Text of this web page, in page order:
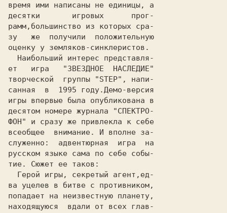
время ими написаны не единицы, а
десятки       игровых      прог-
рамм,большинство из которых сра-
зу   же  получили  положительную
оценку у земляков-синклеристов.
ет   игра   "ЗВЕЗДНОЕ  НАСЛЕДИЕ"
творческой  группы "STEP", напи-
санная  в  1995 году.Демо-версия
игры впервые была опубликована в
десятом номере журнала "СПЕКТРО-
ФОН" и сразу же привлекла к себе
всеобщее  внимание. И вполне за-
служенно:  адвентюрная  игра  на
русском языке сама по себе собы-
тие. Сюжет ее таков:
ва уцелев в битве с противником,
попадает на неизвестную планету,
находящуюся  вдали от всех глав-